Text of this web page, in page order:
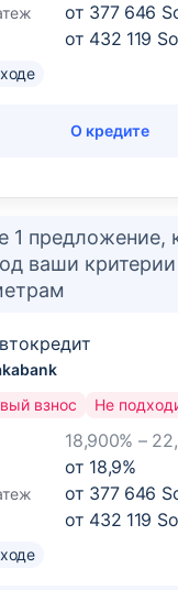
от 377 646
от 432 119
О кредите
1 предложение,
ваши
18,900% –
от 18,9%
от 377 646
от 432 119
взнос Не